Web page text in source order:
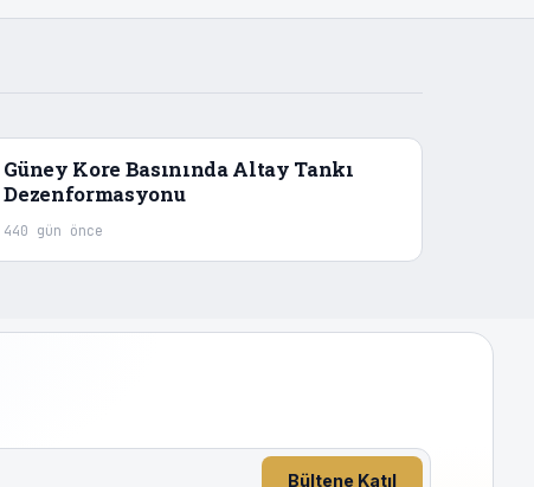
Güney Kore Basınında Altay Tankı
Dezenformasyonu
440 gün önce
Bültene Katıl